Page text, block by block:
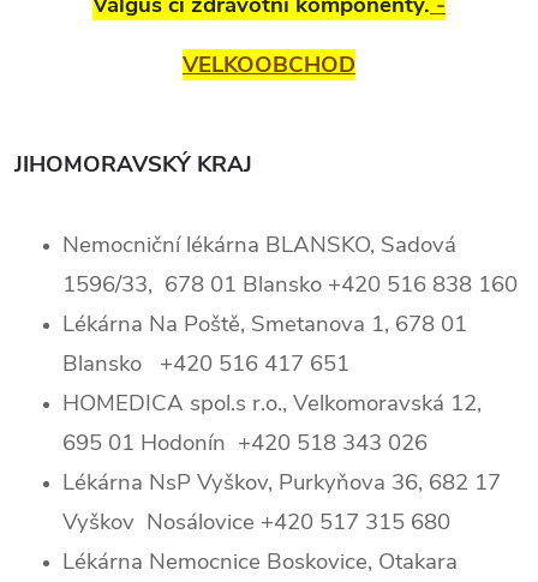
VELKOOBCHOD
JIHOMORAVSKÝ KRAJ
Nemocniční lékárna BLANSKO, Sadová
1596/33, 678 01 Blansko +420 516 838 160
Lékárna Na Poště, Smetanova 1, 678 01
Blansko +420 516 417 651
HOMEDICA spol.s r.o., Velkomoravská 12,
695 01 Hodonín +420 518 343 026
Lékárna NsP Vyškov, Purkyňova 36, 682 17
Vyškov Nosálovice +420 517 315 680
Lékárna Nemocnice Boskovice, Otakara